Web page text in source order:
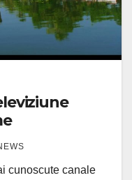
cunoscute canale